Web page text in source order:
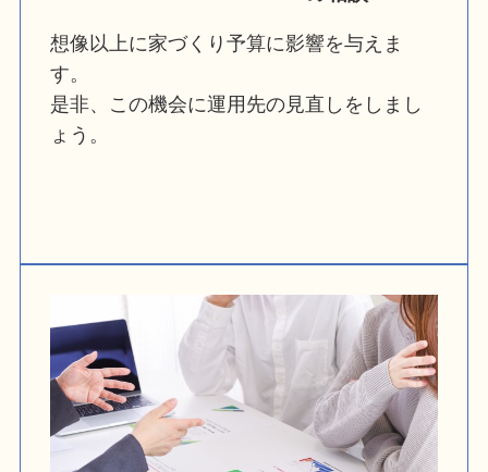
想像以上に家づくり予算に影響を与えま
す。
是非、この機会に運用先の見直しをしまし
ょう。